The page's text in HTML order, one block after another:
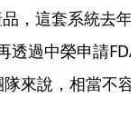
，這套系統去年
透過中榮申請
來說，相當不容